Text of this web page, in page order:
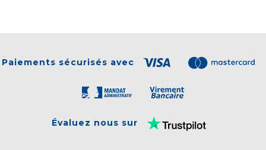
Paiements sécurisés avec
Évaluez nous sur